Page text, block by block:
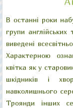
В останні роки
групи
виведені
Характерною
квітка як у
шкідників і
навколишнього
Троянди інших